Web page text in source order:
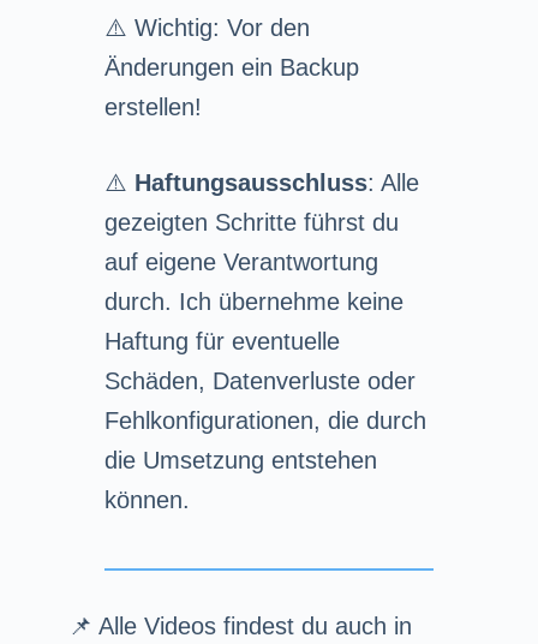
⚠️ Wichtig: Vor den
Änderungen ein Backup
erstellen!
⚠️ Haftungsausschluss: Alle
gezeigten Schritte führst du
auf eigene Verantwortung
durch. Ich übernehme keine
Haftung für eventuelle
Schäden, Datenverluste oder
Fehlkonfigurationen, die durch
die Umsetzung entstehen
können.
📌 Alle Videos findest du auch in